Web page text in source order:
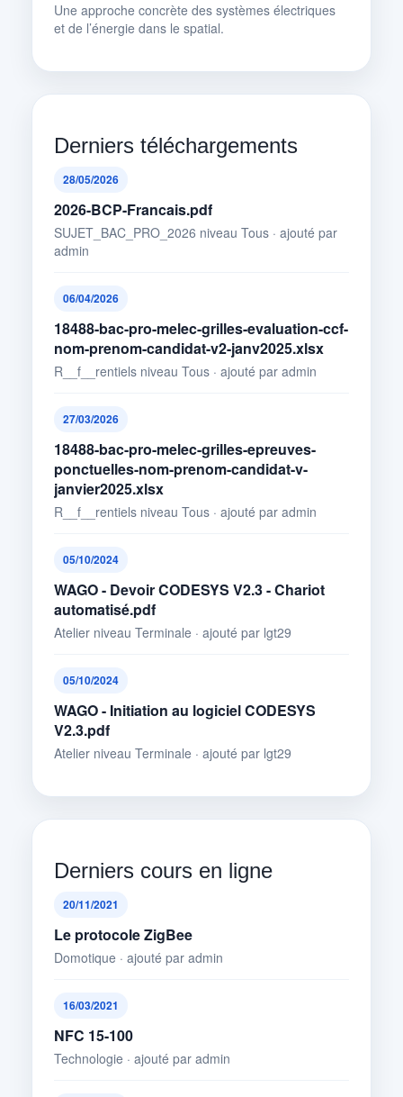
Une approche concrète des systèmes électriques
et de l’énergie dans le spatial.
Derniers téléchargements
28/05/2026
2026-BCP-Francais.pdf
SUJET_BAC_PRO_2026 niveau Tous · ajouté par
admin
06/04/2026
18488-bac-pro-melec-grilles-evaluation-ccf-
nom-prenom-candidat-v2-janv2025.xlsx
R__f__rentiels niveau Tous · ajouté par admin
27/03/2026
18488-bac-pro-melec-grilles-epreuves-
ponctuelles-nom-prenom-candidat-v-
janvier2025.xlsx
R__f__rentiels niveau Tous · ajouté par admin
05/10/2024
WAGO - Devoir CODESYS V2.3 - Chariot
automatisé.pdf
Atelier niveau Terminale · ajouté par lgt29
05/10/2024
WAGO - Initiation au logiciel CODESYS
V2.3.pdf
Atelier niveau Terminale · ajouté par lgt29
Derniers cours en ligne
20/11/2021
Le protocole ZigBee
Domotique · ajouté par admin
16/03/2021
NFC 15-100
Technologie · ajouté par admin